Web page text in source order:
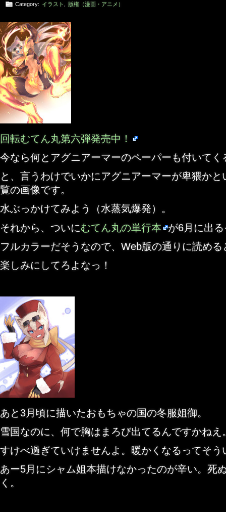
Category: イラスト 版権（漫画・アニメ）
回転むてん丸第六弾発売中！
今なら何とアグニアーマーのペーパーも付いてく
と、言うわけでいかにアグニアーマーが卑猥か
覧の画像です。
水ぶっかけてみよう（水蒸気爆発）。
それから、ついにむてん丸の単行本
が6月に出
フルカラーだそうなので、Web版の通りに読める
楽しみにしてろよなっ！
あと3月頃に描いたおもちゃの国の冬服姐御。
雪国なのに、何で胸はまろび出てるんですかねえ
すけべ過ぎていけませんよ。暖かくなるってそ
あー5月にシャム姐本描けなかったのが辛い。
く。